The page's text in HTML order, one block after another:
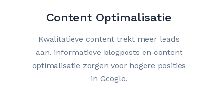
Content Optimalisatie
Kwalitatieve content trekt meer leads
aan. informatieve blogposts en content
optimalisatie zorgen voor hogere posities
in Google.